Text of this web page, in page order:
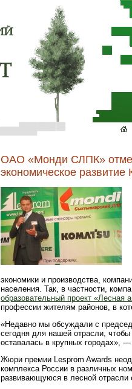
ОАО «Монди СЛПК»
экономическое развитие
экономики и производства,
населения. Так, в частности,
образовательный проект «Лесная
профессии жителям районов, в
«Недавно мы обсуждали с
сегодня для нашей отрасли,
оставалась в крупных городах»,
Жюри премии Lesprom Awards
комплекса России в различных
развивающуюся в лесной отрасли